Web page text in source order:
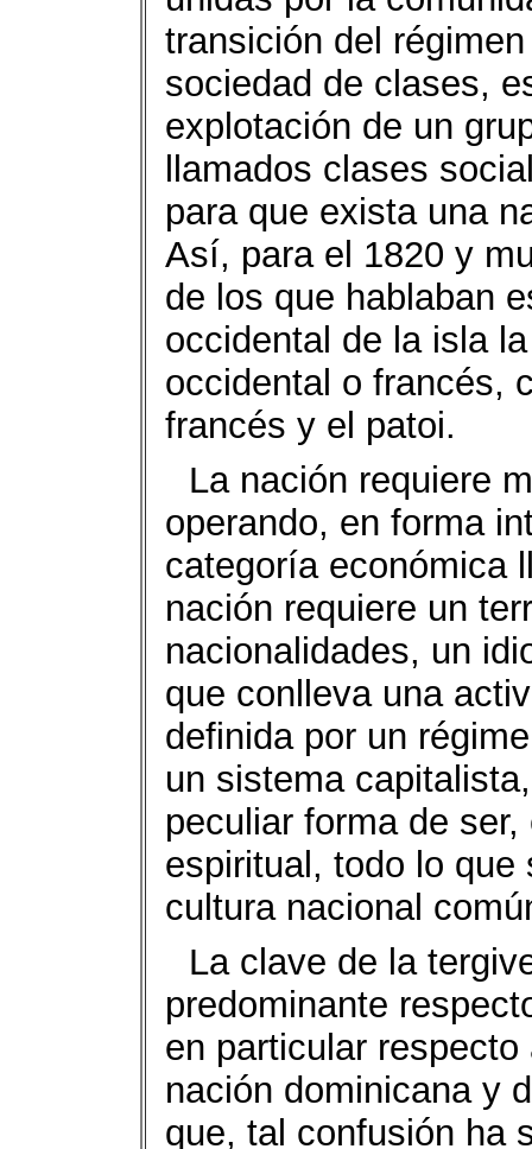
transición del
sociedad de clases,
explotación de un
llamados clases
para que exista una
Así, para el 1820 y
de los que hablaban
occidental de la isla
occidental o francés,
francés y el patoi.
La nación requiere
operando, en forma
categoría económica
nación requiere un
nacionalidades, un
que conlleva una
definida por un
un sistema
peculiar forma de
espiritual, todo lo
cultura nacional
La clave de la
predominante
en particular
nación dominicana y
que, tal confusión ha